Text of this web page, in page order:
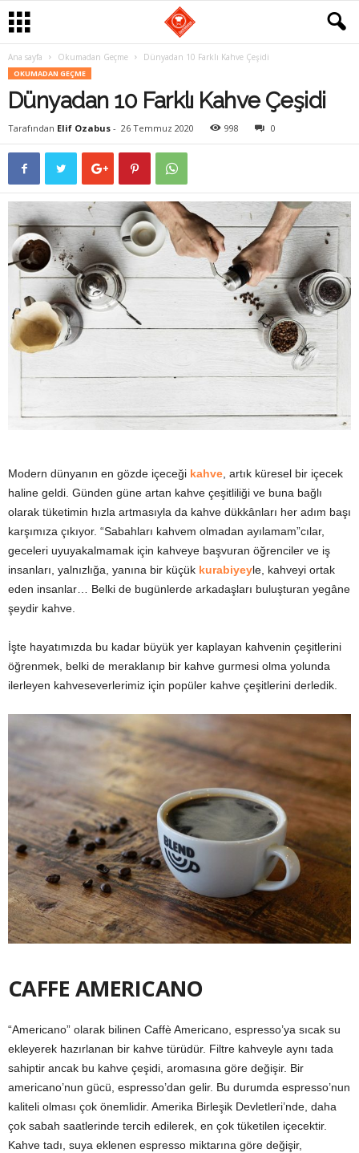
Ana sayfa Okumadan Geçme Dünyadan 10 Farklı Kahve Çeşidi
OKUMADAN GEÇME
Dünyadan 10 Farklı Kahve Çeşidi
Tarafından Elif Ozabus - 26 Temmuz 2020 998 0
Modern dünyanın en gözde içeceği kahve, artık küresel bir içecek
haline geldi. Günden güne artan kahve çeşitliliği ve buna bağlı
olarak tüketimin hızla artmasıyla da kahve dükkânları her adım başı
karşımıza çıkıyor. “Sabahları kahvem olmadan ayılamam”cılar,
geceleri uyuyakalmamak için kahveye başvuran öğrenciler ve iş
insanları, yalnızlığa, yanına bir küçük kurabiyeyle, kahveyi ortak
eden insanlar… Belki de bugünlerde arkadaşları buluşturan yegâne
şeydir kahve.
İşte hayatımızda bu kadar büyük yer kaplayan kahvenin çeşitlerini
öğrenmek, belki de meraklanıp bir kahve gurmesi olma yolunda
ilerleyen kahveseverlerimiz için popüler kahve çeşitlerini derledik.
CAFFE AMERICANO
“Americano” olarak bilinen Caffè Americano, espresso’ya sıcak su
ekleyerek hazırlanan bir kahve türüdür. Filtre kahveyle aynı tada
sahiptir ancak bu kahve çeşidi, aromasına göre değişir. Bir
americano’nun gücü, espresso’dan gelir. Bu durumda espresso’nun
kaliteli olması çok önemlidir. Amerika Birleşik Devletleri’nde, daha
çok sabah saatlerinde tercih edilerek, en çok tüketilen içecektir.
Kahve tadı, suya eklenen espresso miktarına göre değişir,